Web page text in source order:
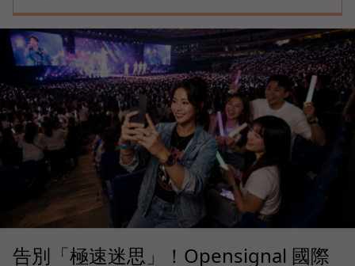
告別「極速迷思」！Opensignal 國際